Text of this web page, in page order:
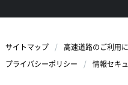
サイトマップ 高速道路のご利用
プライバシーポリシー
情報セキ